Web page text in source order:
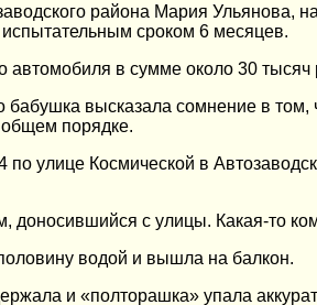
района Мария Ульянова,
сроком 6 месяцев.
автомобиля в сумме около 30 тысяч
высказала сомнение в
общем порядке.
по улице Космической в
доносившийся с улицы. Какая-то
водой и вышла на балкон.
и «полторашка» упала